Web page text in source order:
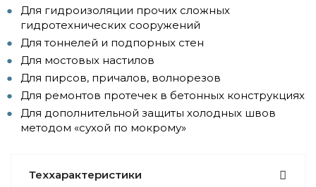
Для гидроизоляции прочих сложных
гидротехнических сооружений
Для тоннелей и подпорных стен
Для мостовых настилов
Для пирсов, причалов, волнорезов
Для ремонтов протечек в бетонных конструкциях
Для дополнительной защиты холодных швов
методом «сухой по мокрому»
Теххарактеристики